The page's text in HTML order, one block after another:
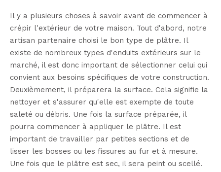
Il y a plusieurs choses à savoir avant de commencer à
crépir l'extérieur de votre maison. Tout d'abord, notre
artisan partenaire choisi le bon type de plâtre. Il
existe de nombreux types d'enduits extérieurs sur le
marché, il est donc important de sélectionner celui qui
convient aux besoins spécifiques de votre construction.
Deuxièmement, il préparera la surface. Cela signifie la
nettoyer et s'assurer qu'elle est exempte de toute
saleté ou débris. Une fois la surface préparée, il
pourra commencer à appliquer le plâtre. Il est
important de travailler par petites sections et de
lisser les bosses ou les fissures au fur et à mesure.
Une fois que le plâtre est sec, il sera peint ou scellé.